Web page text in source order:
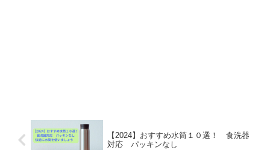
【2024】おすすめ水筒１０選！ 食洗器
対応 パッキンなし